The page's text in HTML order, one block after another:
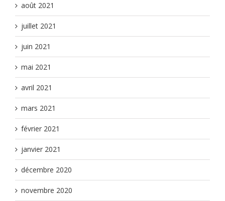
août 2021
juillet 2021
juin 2021
mai 2021
avril 2021
mars 2021
février 2021
janvier 2021
décembre 2020
novembre 2020